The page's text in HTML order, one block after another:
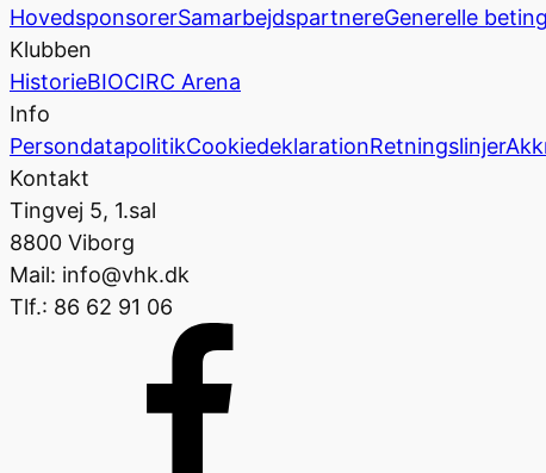
HovedsponsorerSamarbejdspartnereGenerelle
Klubben
HistorieBIOCIRC Arena
Info
PersondatapolitikCookiedeklarationRetningslinjer
Kontakt
Tingvej 5, 1.sal
8800 Viborg
Mail: info@vhk.dk
Tlf.: 86 62 91 06